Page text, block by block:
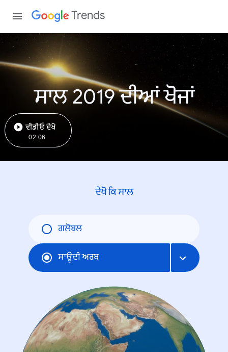
Trends
ਸਾਲ 2019 ਦੀਆਂ ਖੋਜਾਂ
ਵੀਡੀਓ ਦੇਖੋ
02:06
ਦੇਖੋ ਕਿ ਸਾਲ
ਗਲੋਬਲ
ਸਾਊਦੀ ਅਰਬ